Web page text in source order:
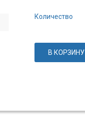
Количество
В КОРЗИНУ